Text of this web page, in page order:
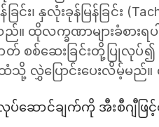
ခြင်း၊ နှလုံးခုန်မြန်ခြင်း
သည်။ ထိုလက္ခဏာများခံစား
ာတ် စစ်ဆေးခြင်းတို့ပြုလု
လွှဲပြောင်းပေးလိမ့်မည်။
ဆောင်ချက်ကို အီးစီဂျီဖြင့်စ